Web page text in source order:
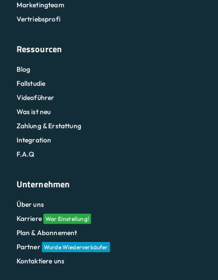
Marketingteam
Vertriebsprofi
Ressourcen
Blog
Fallstudie
Videoführer
Was ist neu
Zahlung & Erstattung
Integration
F.A.Q
Unternehmen
Über uns
Karriere War Einstellung!
Plan & Abonnement
Partner Wurde Wiederverkäufer
Kontaktiere uns